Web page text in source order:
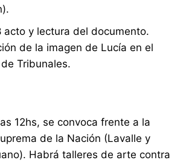
acto y lectura del documento.
de la imagen de Lucía en el
Tribunales.
12hs, se convoca frente a la
de la Nación (Lavalle y
Habrá talleres de arte contra